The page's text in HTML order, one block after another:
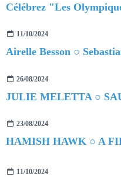
Célébrez "Les
11/10/2024
Airelle Besson ○
26/08/2024
JULIE MELETTA ○
23/08/2024
HAMISH HAWK ○ A
11/10/2024